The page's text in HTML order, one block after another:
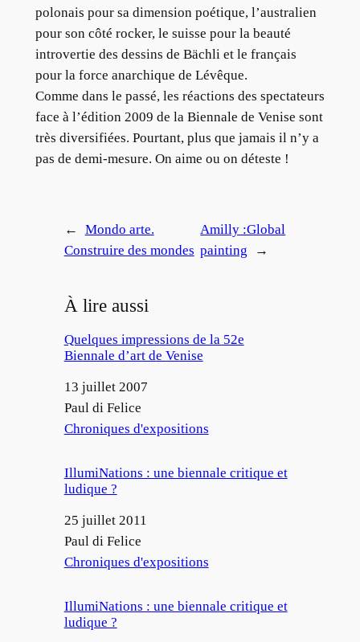
polonais pour sa dimension poétique, l’australien
pour son côté rocker, le suisse pour la beauté
introvertie des dessins de Bächli et le français
pour la force anarchique de Lévêque.
Comme dans le passé, les réactions des spectateurs
face à l’édition 2009 de la Biennale de Venise sont
très diversifiées. Pourtant, plus que jamais il n’y a
pas de demi-mesure. On aime ou on déteste !
←
Mondo arte.
Construire des mondes
Amilly :Global
painting
→
À lire aussi
Quelques impressions de la 52e
Biennale d’art de Venise
Date
13 juillet 2007
Auteur
Paul di Felice
Par rapport à
Chroniques d'expositions
IllumiNations : une biennale critique et
ludique ?
Date
25 juillet 2011
Auteur
Paul di Felice
Par rapport à
Chroniques d'expositions
IllumiNations : une biennale critique et
ludique ?